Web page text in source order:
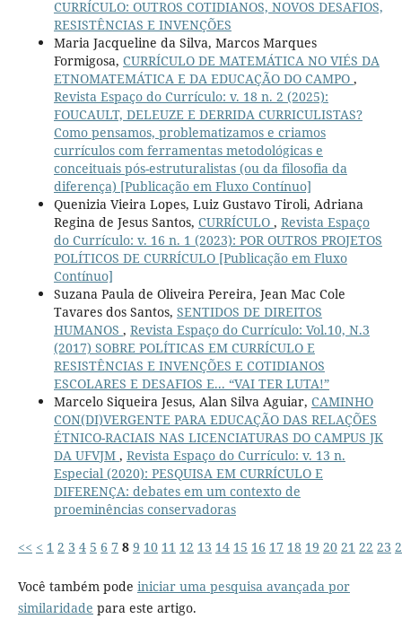
CURRÍCULO: OUTROS COTIDIANOS, NOVOS DESAFIOS,
RESISTÊNCIAS E INVENÇÕES
Maria Jacqueline da Silva, Marcos Marques
Formigosa, CURRÍCULO DE MATEMÁTICA NO VIÉS DA
ETNOMATEMÁTICA E DA EDUCAÇÃO DO CAMPO ,
Revista Espaço do Currículo: v. 18 n. 2 (2025):
FOUCAULT, DELEUZE E DERRIDA CURRICULISTAS?
Como pensamos, problematizamos e criamos
currículos com ferramentas metodológicas e
conceituais pós-estruturalistas (ou da filosofia da
diferença) [Publicação em Fluxo Contínuo]
Quenizia Vieira Lopes, Luiz Gustavo Tiroli, Adriana
Regina de Jesus Santos, CURRÍCULO , Revista Espaço
do Currículo: v. 16 n. 1 (2023): POR OUTROS PROJETOS
POLÍTICOS DE CURRÍCULO [Publicação em Fluxo
Contínuo]
Suzana Paula de Oliveira Pereira, Jean Mac Cole
Tavares dos Santos, SENTIDOS DE DIREITOS
HUMANOS , Revista Espaço do Currículo: Vol.10, N.3
(2017) SOBRE POLÍTICAS EM CURRÍCULO E
RESISTÊNCIAS E INVENÇÕES E COTIDIANOS
ESCOLARES E DESAFIOS E... “VAI TER LUTA!”
Marcelo Siqueira Jesus, Alan Silva Aguiar, CAMINHO
CON(DI)VERGENTE PARA EDUCAÇÃO DAS RELAÇÕES
ÉTNICO-RACIAIS NAS LICENCIATURAS DO CAMPUS JK
DA UFVJM , Revista Espaço do Currículo: v. 13 n.
Especial (2020): PESQUISA EM CURRÍCULO E
DIFERENÇA: debates em um contexto de
proeminências conservadoras
<< < 1 2 3 4 5 6 7 8 9 10 11 12 13 14 15 16 17 18 19 20 21 22 23
Você também pode iniciar uma pesquisa avançada por
similaridade para este artigo.